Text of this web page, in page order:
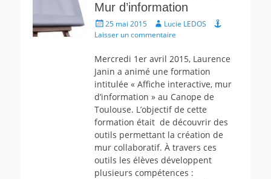
Mur d’information
Écrit
le
25 mai 2015 AuteurLucie LEDOS
Laisser un commentaire
Mercredi 1er avril 2015, Laurence
Janin a animé une formation
intitulée « Affiche interactive, mur
d’information » au Canope de
Toulouse. L’objectif de cette
formation était de découvrir des
outils permettant la création de
mur collaboratif. À travers ces
outils les élèves développent
plusieurs compétences :